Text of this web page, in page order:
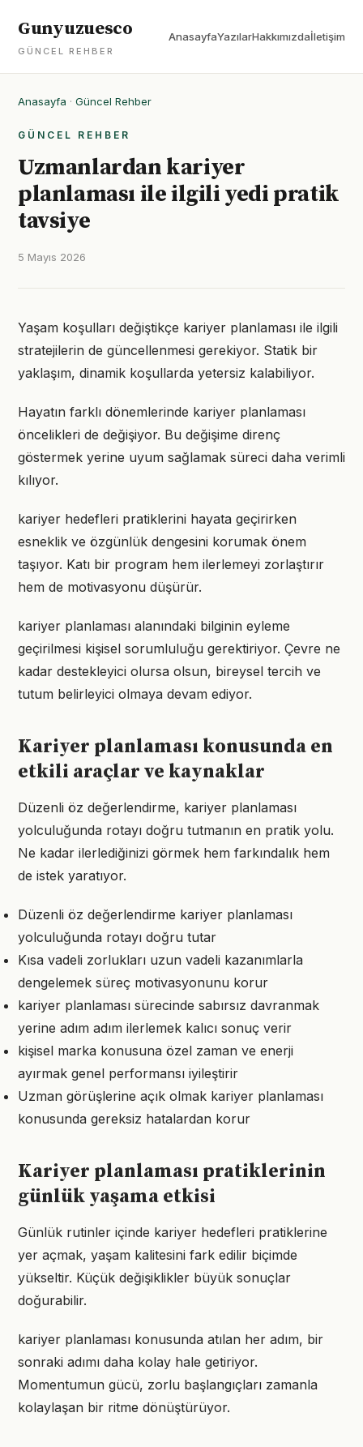
Gunyuzuesco
GÜNCEL REHBER
AnasayfaYazılarHakkımızdaİletişim
Anasayfa · Güncel Rehber
GÜNCEL REHBER
Uzmanlardan kariyer
planlaması ile ilgili yedi pratik
tavsiye
5 Mayıs 2026
Yaşam koşulları değiştikçe kariyer planlaması ile ilgili
stratejilerin de güncellenmesi gerekiyor. Statik bir
yaklaşım, dinamik koşullarda yetersiz kalabiliyor.
Hayatın farklı dönemlerinde kariyer planlaması
öncelikleri de değişiyor. Bu değişime direnç
göstermek yerine uyum sağlamak süreci daha verimli
kılıyor.
kariyer hedefleri pratiklerini hayata geçirirken
esneklik ve özgünlük dengesini korumak önem
taşıyor. Katı bir program hem ilerlemeyi zorlaştırır
hem de motivasyonu düşürür.
kariyer planlaması alanındaki bilginin eyleme
geçirilmesi kişisel sorumluluğu gerektiriyor. Çevre ne
kadar destekleyici olursa olsun, bireysel tercih ve
tutum belirleyici olmaya devam ediyor.
Kariyer planlaması konusunda en
etkili araçlar ve kaynaklar
Düzenli öz değerlendirme, kariyer planlaması
yolculuğunda rotayı doğru tutmanın en pratik yolu.
Ne kadar ilerlediğinizi görmek hem farkındalık hem
de istek yaratıyor.
Düzenli öz değerlendirme kariyer planlaması
yolculuğunda rotayı doğru tutar
Kısa vadeli zorlukları uzun vadeli kazanımlarla
dengelemek süreç motivasyonunu korur
kariyer planlaması sürecinde sabırsız davranmak
yerine adım adım ilerlemek kalıcı sonuç verir
kişisel marka konusuna özel zaman ve enerji
ayırmak genel performansı iyileştirir
Uzman görüşlerine açık olmak kariyer planlaması
konusunda gereksiz hatalardan korur
Kariyer planlaması pratiklerinin
günlük yaşama etkisi
Günlük rutinler içinde kariyer hedefleri pratiklerine
yer açmak, yaşam kalitesini fark edilir biçimde
yükseltir. Küçük değişiklikler büyük sonuçlar
doğurabilir.
kariyer planlaması konusunda atılan her adım, bir
sonraki adımı daha kolay hale getiriyor.
Momentumun gücü, zorlu başlangıçları zamanla
kolaylaşan bir ritme dönüştürüyor.